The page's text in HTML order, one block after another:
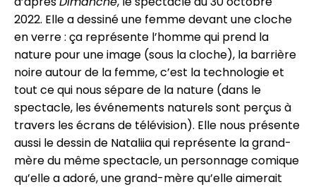
2022. Elle a dessiné une femme devant une cloche
en verre : ça représente l’homme qui prend la
nature pour une image (sous la cloche), la barrière
noire autour de la femme, c’est la technologie et
tout ce qui nous sépare de la nature (dans le
spectacle, les événements naturels sont perçus à
travers les écrans de télévision). Elle nous présente
aussi le dessin de Nataliia qui représente la grand-
mère du même spectacle, un personnage comique
qu’elle a adoré, une grand-mère qu’elle aimerait